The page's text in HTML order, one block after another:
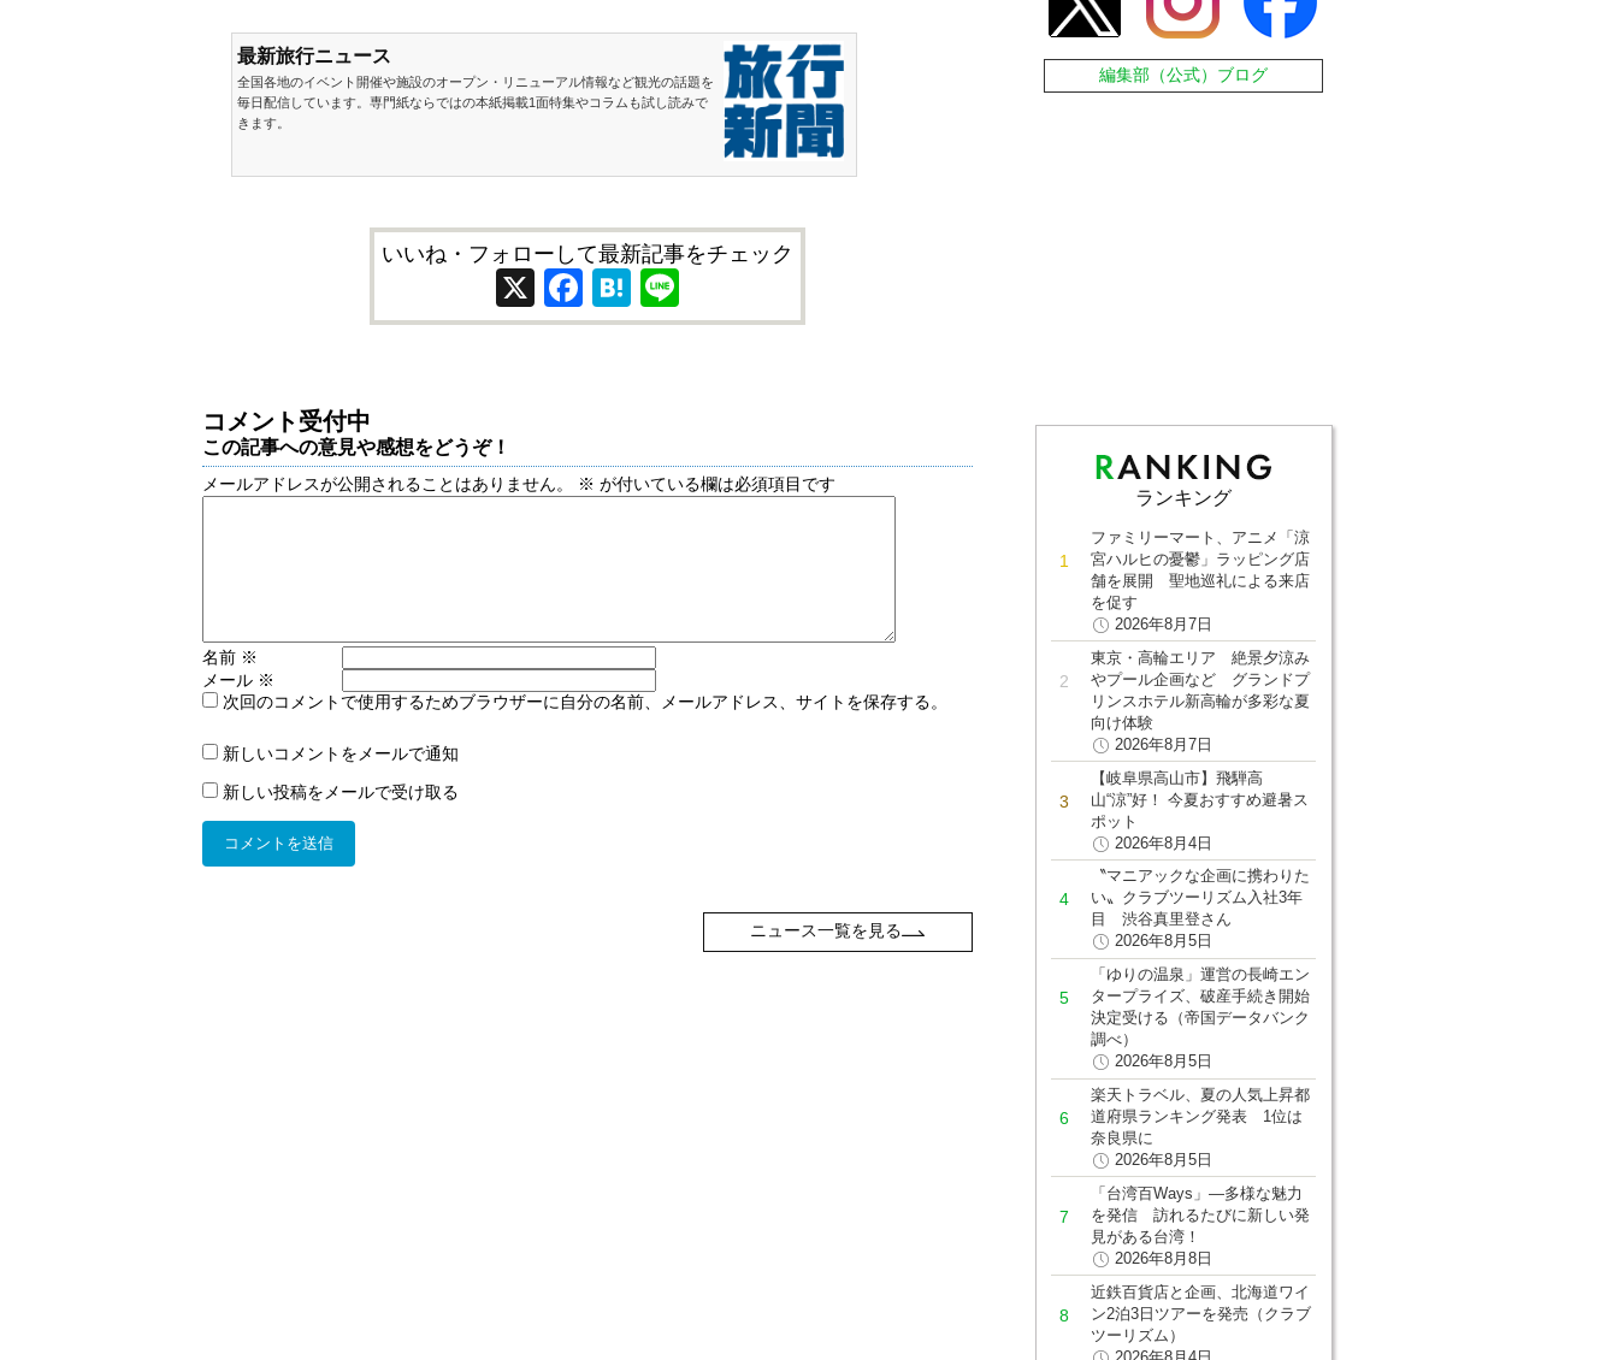
最新旅行ニュース
全国各地のイベント開催や施設のオープン・リニューアル情報など観光の話題を
毎日配信しています。専門紙ならではの本紙掲載1面特集やコラムも試し読みで
きます。
いいね・フォローして最新記事をチェック
X Facebook
Hatena
コメント受付中
この記事への意見や感想をどうぞ！
メールアドレスが公開されることはありません。 ※ が付いている欄は必須項目です
名前 ※
メール ※
次回のコメントで使用するためブラウザーに自分の名前、メールアドレス、サイトを保存する。
新しいコメントをメールで通知
新しい投稿をメールで受け取る
ニュース一覧を見る
編集部（公式）ブログ
ランキング
ファミリーマート、アニメ「涼
宮ハルヒの憂鬱」ラッピング店
舗を展開 聖地巡礼による来店
を促す
2026年8月7日
東京・高輪エリア 絶景夕涼み
やプール企画など グランドプ
リンスホテル新高輪が多彩な夏
向け体験
2026年8月7日
【岐阜県高山市】飛騨高
山“涼”好！ 今夏おすすめ避暑ス
ポット
2026年8月4日
〝マニアックな企画に携わりた
い〟クラブツーリズム入社3年
目 渋谷真里登さん
2026年8月5日
「ゆりの温泉」運営の長崎エン
タープライズ、破産手続き開始
決定受ける（帝国データバンク
調べ）
2026年8月5日
楽天トラベル、夏の人気上昇都
道府県ランキング発表 1位は
奈良県に
2026年8月5日
「台湾百Ways」―多様な魅力
を発信 訪れるたびに新しい発
見がある台湾！
2026年8月8日
近鉄百貨店と企画、北海道ワイ
ン2泊3日ツアーを発売（クラブ
ツーリズム）
2026年8月4日